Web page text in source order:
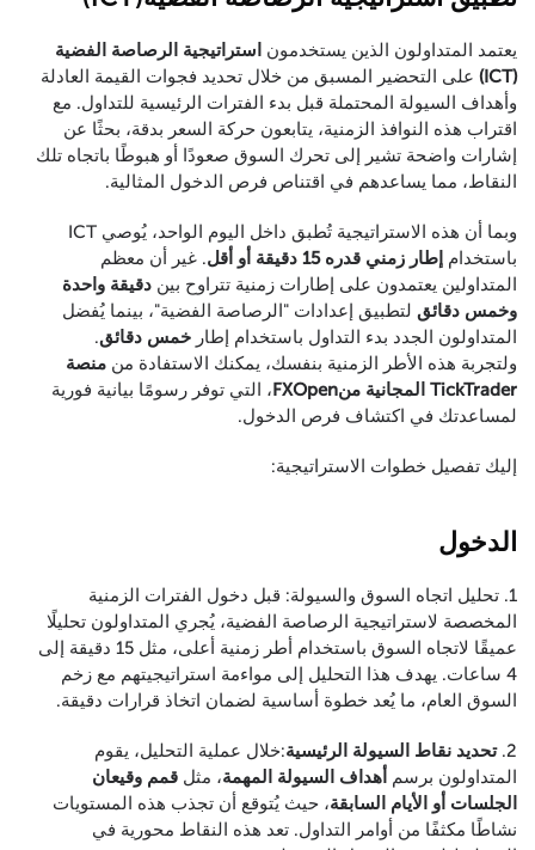
يعتمد المتداولون الذين يستخدمون استراتيجية الرصاصة الفضية
(ICT)
على التحضير المسبق من خلال تحديد فجوات القيمة العادلة
وأهداف السيولة المحتملة قبل بدء الفترات الرئيسية للتداول. مع
اقتراب هذه النوافذ الزمنية، يتابعون حركة السعر بدقة، بحثًا عن
إشارات واضحة تشير إلى تحرك السوق صعودًا أو هبوطًا باتجاه تلك
النقاط، مما يساعدهم في اقتناص فرص الدخول المثالية.
وبما أن هذه الاستراتيجية تُطبق داخل اليوم الواحد، يُوصي ICT
باستخدام إطار زمني قدره 15 دقيقة أو أقل
. غير أن معظم
المتداولين يعتمدون على إطارات زمنية تتراوح بين دقيقة واحدة
وخمس دقائق لتطبيق إعدادات "الرصاصة الفضية"، بينما يُفضل
المتداولون الجدد بدء التداول باستخدام إطار خمس دقائق.
ولتجربة هذه الأطر الزمنية بنفسك، يمكنك الاستفادة من منصة
TickTrader المجانية منFXOpen
، التي توفر رسومًا بيانية فورية
لمساعدتك في اكتشاف فرص الدخول.
إليك تفصيل خطوات الاستراتيجية:
الدخول
1. تحليل اتجاه السوق والسيولة: قبل دخول الفترات الزمنية
المخصصة لاستراتيجية الرصاصة الفضية، يُجري المتداولون تحليلًا
عميقًا لاتجاه السوق باستخدام أطر زمنية أعلى، مثل 15 دقيقة إلى
4 ساعات. يهدف هذا التحليل إلى مواءمة استراتيجيتهم مع زخم
السوق العام، ما يُعد خطوة أساسية لضمان اتخاذ قرارات دقيقة.
2. تحديد نقاط السيولة الرئيسية:خلال عملية التحليل، يقوم
المتداولون برسم أهداف السيولة المهمة، مثل قمم وقيعان
الجلسات أو الأيام السابقة، حيث يُتوقع أن تجذب هذه المستويات
نشاطًا مكثفًا من أوامر التداول. تعد هذه النقاط محورية في